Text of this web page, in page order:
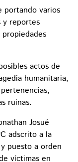
portando varios
y reportes
actos de
humanitaria,
ruinas.
Josué
adscrito a la
puesto a orden
víctimas en